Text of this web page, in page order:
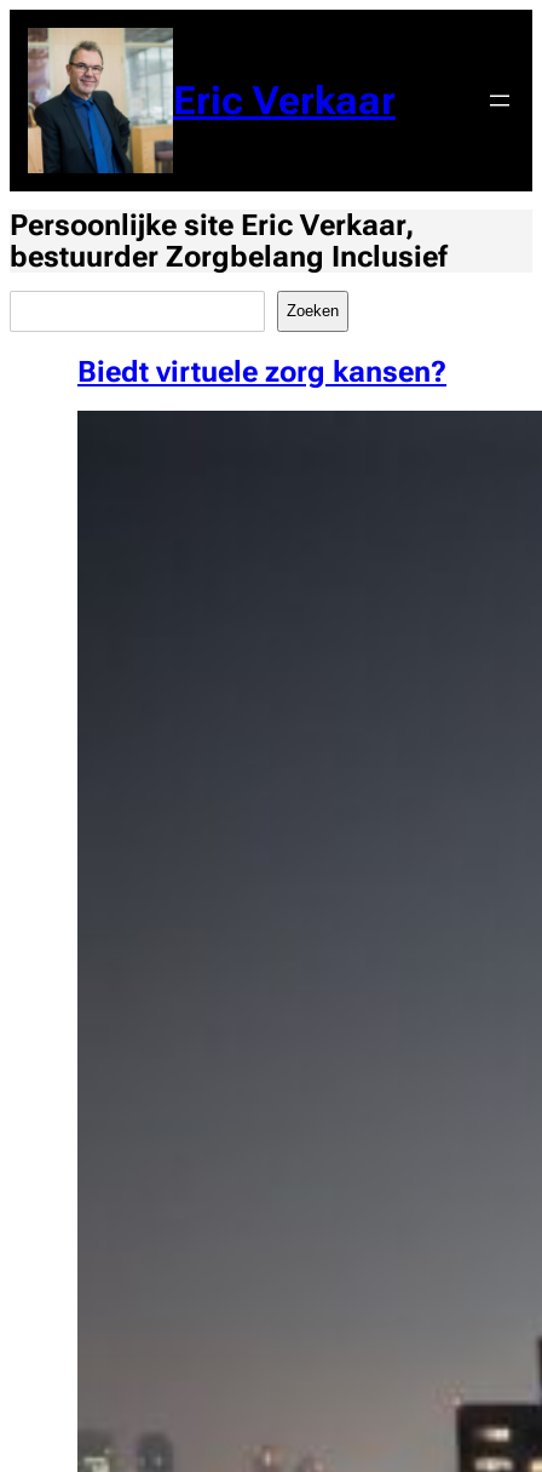
naar
de
inhoud
Eric Verkaar
Persoonlijke site Eric Verkaar,
bestuurder Zorgbelang Inclusief
Zoeken
Biedt virtuele zorg kansen?